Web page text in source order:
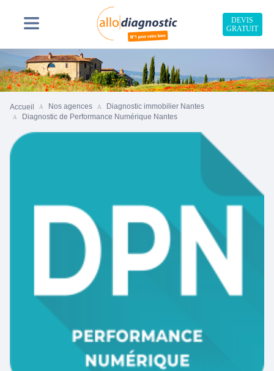
DEVIS
GRATUIT
Accueil Nos agences
Diagnostic immobilier Nantes
Diagnostic de Performance Numérique Nantes